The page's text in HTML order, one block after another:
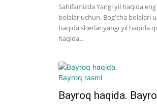
Sahifamizda Yangi yil haqida
bolalar uchun. Bog'cha bolalari
haqida sherlar.yangi yil haqida
haqida...
Bayroq haqida.